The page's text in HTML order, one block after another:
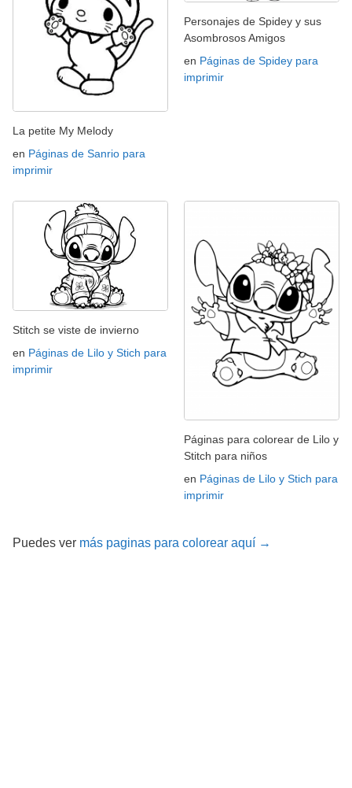
La petite My Melody
en Páginas de Sanrio para
imprimir
Personajes de Spidey y sus
Asombrosos Amigos
en Páginas de Spidey para
imprimir
Stitch se viste de invierno
en Páginas de Lilo y Stich para
imprimir
Páginas para colorear de Lilo y
Stitch para niños
en Páginas de Lilo y Stich para
imprimir
Puedes ver más paginas para colorear aquí →